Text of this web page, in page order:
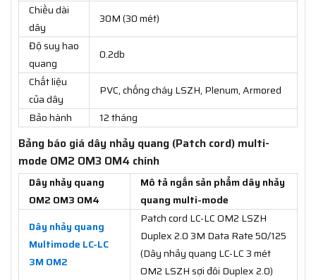
Chiều dài
dây
30M (30 mét)
Độ suy hao
quang
0.2db
Chất liệu
của dây
PVC, chống cháy LSZH, Plenum, Armored
Bảo hành
12 tháng
Bảng báo giá dây nhảy quang (Patch cord) multi-
mode OM2 OM3 OM4 chính
Dây nhảy quang
OM2 OM3 OM4
Mô tả ngắn sản phẩm dây nhảy
quang multi-mode
Dây nhảy quang
Multimode LC-LC
3M OM2
Patch cord LC-LC OM2 LSZH
Duplex 2.0 3M Data Rate 50/125
(Dây nhảy quang LC-LC 3 mét
OM2 LSZH sợi đôi Duplex 2.0)